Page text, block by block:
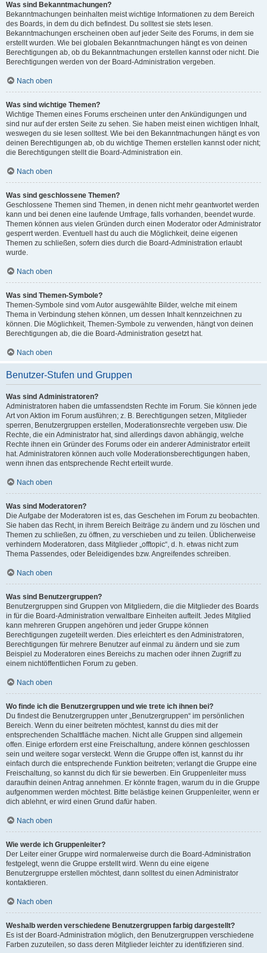
Was sind Bekanntmachungen?
Bekanntmachungen beinhalten meist wichtige Informationen zu dem Bereich
des Boards, in dem du dich befindest. Du solltest sie stets lesen.
Bekanntmachungen erscheinen oben auf jeder Seite des Forums, in dem sie
erstellt wurden. Wie bei globalen Bekanntmachungen hängt es von deinen
Berechtigungen ab, ob du Bekanntmachungen erstellen kannst oder nicht. Die
Berechtigungen werden von der Board-Administration vergeben.
Nach oben
Was sind wichtige Themen?
Wichtige Themen eines Forums erscheinen unter den Ankündigungen und
sind nur auf der ersten Seite zu sehen. Sie haben meist einen wichtigen Inhalt,
weswegen du sie lesen solltest. Wie bei den Bekanntmachungen hängt es von
deinen Berechtigungen ab, ob du wichtige Themen erstellen kannst oder nicht;
die Berechtigungen stellt die Board-Administration ein.
Nach oben
Was sind geschlossene Themen?
Geschlossene Themen sind Themen, in denen nicht mehr geantwortet werden
kann und bei denen eine laufende Umfrage, falls vorhanden, beendet wurde.
Themen können aus vielen Gründen durch einen Moderator oder Administrator
gesperrt werden. Eventuell hast du auch die Möglichkeit, deine eigenen
Themen zu schließen, sofern dies durch die Board-Administration erlaubt
wurde.
Nach oben
Was sind Themen-Symbole?
Themen-Symbole sind vom Autor ausgewählte Bilder, welche mit einem
Thema in Verbindung stehen können, um dessen Inhalt kennzeichnen zu
können. Die Möglichkeit, Themen-Symbole zu verwenden, hängt von deinen
Berechtigungen ab, die die Board-Administration gesetzt hat.
Nach oben
Benutzer-Stufen und Gruppen
Was sind Administratoren?
Administratoren haben die umfassendsten Rechte im Forum. Sie können jede
Art von Aktion im Forum ausführen; z. B. Berechtigungen setzen, Mitglieder
sperren, Benutzergruppen erstellen, Moderationsrechte vergeben usw. Die
Rechte, die ein Administrator hat, sind allerdings davon abhängig, welche
Rechte ihnen ein Gründer des Forums oder ein anderer Administrator erteilt
hat. Administratoren können auch volle Moderationsberechtigungen haben,
wenn ihnen das entsprechende Recht erteilt wurde.
Nach oben
Was sind Moderatoren?
Die Aufgabe der Moderatoren ist es, das Geschehen im Forum zu beobachten.
Sie haben das Recht, in ihrem Bereich Beiträge zu ändern und zu löschen und
Themen zu schließen, zu öffnen, zu verschieben und zu teilen. Üblicherweise
verhindern Moderatoren, dass Mitglieder „offtopic“, d. h. etwas nicht zum
Thema Passendes, oder Beleidigendes bzw. Angreifendes schreiben.
Nach oben
Was sind Benutzergruppen?
Benutzergruppen sind Gruppen von Mitgliedern, die die Mitglieder des Boards
in für die Board-Administration verwaltbare Einheiten aufteilt. Jedes Mitglied
kann mehreren Gruppen angehören und jeder Gruppe können
Berechtigungen zugeteilt werden. Dies erleichtert es den Administratoren,
Berechtigungen für mehrere Benutzer auf einmal zu ändern und sie zum
Beispiel zu Moderatoren eines Bereichs zu machen oder ihnen Zugriff zu
einem nichtöffentlichen Forum zu geben.
Nach oben
Wo finde ich die Benutzergruppen und wie trete ich ihnen bei?
Du findest die Benutzergruppen unter „Benutzergruppen“ im persönlichen
Bereich. Wenn du einer beitreten möchtest, kannst du dies mit der
entsprechenden Schaltfläche machen. Nicht alle Gruppen sind allgemein
offen. Einige erfordern erst eine Freischaltung, andere können geschlossen
sein und weitere sogar versteckt. Wenn die Gruppe offen ist, kannst du ihr
einfach durch die entsprechende Funktion beitreten; verlangt die Gruppe eine
Freischaltung, so kannst du dich für sie bewerben. Ein Gruppenleiter muss
daraufhin deinen Antrag annehmen. Er könnte fragen, warum du in die Gruppe
aufgenommen werden möchtest. Bitte belästige keinen Gruppenleiter, wenn er
dich ablehnt, er wird einen Grund dafür haben.
Nach oben
Wie werde ich Gruppenleiter?
Der Leiter einer Gruppe wird normalerweise durch die Board-Administration
festgelegt, wenn die Gruppe erstellt wird. Wenn du eine eigene
Benutzergruppe erstellen möchtest, dann solltest du einen Administrator
kontaktieren.
Nach oben
Weshalb werden verschiedene Benutzergruppen farbig dargestellt?
Es ist der Board-Administration möglich, den Benutzergruppen verschiedene
Farben zuzuteilen, so dass deren Mitglieder leichter zu identifizieren sind.